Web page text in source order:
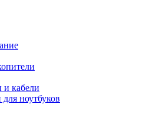
и кабели
ноутбуков